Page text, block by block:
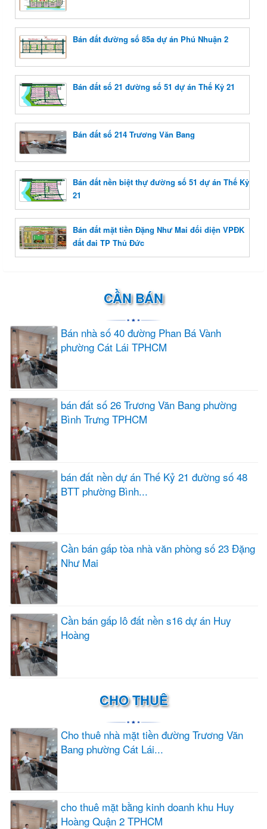
Bán đất đường số 85a dự án Phú Nhuận 2
Bán đất số 21 đường số 51 dự án Thế Kỷ 21
Bán đất số 214 Trương Văn Bang
Bán đất nền biệt thự đường số 51 dự án Thế Kỷ
21
Bán đất mặt tiền Đặng Như Mai đối diện VPĐK
đất đai TP Thủ Đức
CẦN BÁN
Bán nhà số 40 đường Phan Bá Vành
phường Cát Lái TPHCM
bán đất số 26 Trương Văn Bang phường
Bình Trưng TPHCM
bán đất nền dự án Thế Kỷ 21 đường số 48
BTT phường Bình...
Cần bán gấp tòa nhà văn phòng số 23 Đặng
Như Mai
Cần bán gấp lô đất nền s16 dự án Huy
Hoàng
CHO THUÊ
Cho thuê nhà mặt tiền đường Trương Văn
Bang phường Cát Lái...
cho thuê mặt bằng kinh doanh khu Huy
Hoàng Quận 2 TPHCM